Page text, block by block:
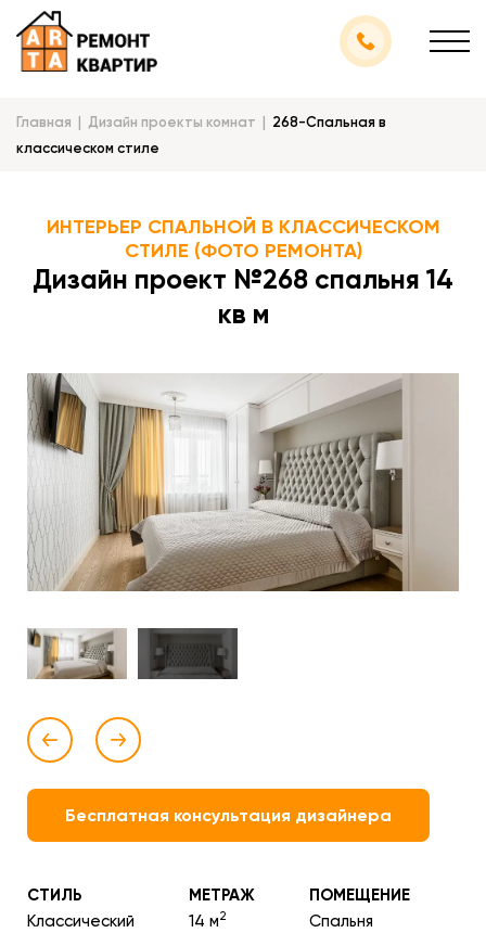
Главная Дизайн проекты комнат
268-Спальная в
классическом стиле
ИНТЕРЬЕР СПАЛЬНОЙ В КЛАССИЧЕСКОМ
СТИЛЕ (ФОТО РЕМОНТА)
Дизайн проект №268 спальня 14
кв м
Бесплатная консультация дизайнера
СТИЛЬ
Классический
МЕТРАЖ
14 м2
ПОМЕЩЕНИЕ
Спальня